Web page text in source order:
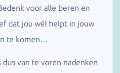
voor alle beren en
dat jou wél helpt in jouw
te komen…
van te voren nadenken